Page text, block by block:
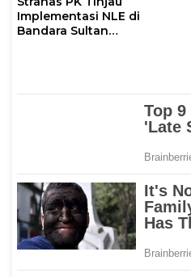
Implementasi NLE di
Bandara Sultan